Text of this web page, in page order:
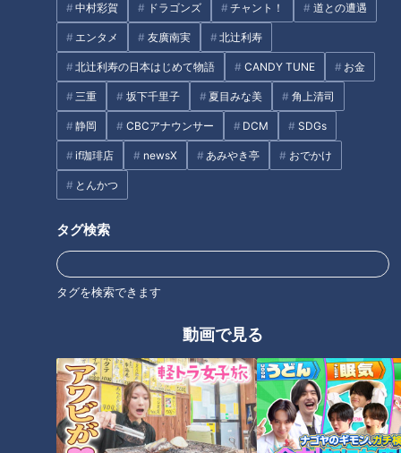
中村彩賀 ドラゴンズ チャント！ 道との遭遇
エンタメ 友廣南実 北辻利寿
北辻利寿の日本はじめて物語 CANDY TUNE お金
三重 坂下千里子 夏目みな美 角上清司
静岡 CBCアナウンサー DCM SDGs
if珈琲店 newsX あみやき亭 おでかけ
とんかつ
タグ検索
タグを検索できます
動画で見る
新東名沿いにある“謎のトンネ
ル”の正体とは？道マニアが気に
なる道を調査！
マンガン鉱山と関係！？大滝ダ
ムの渇水で出現した“謎の構造
物”の正体とは
タグ
エンタメ ミキ 道との遭遇
オススメ関連コンテンツ
「誰からも相手にされない感じ
がいい」昔は川だった？市街地
に眠る“暗渠道”に感じるロマン
側道から見た高速道路が壮大！
高速道路を見下ろすことができ
る絶景スポットも